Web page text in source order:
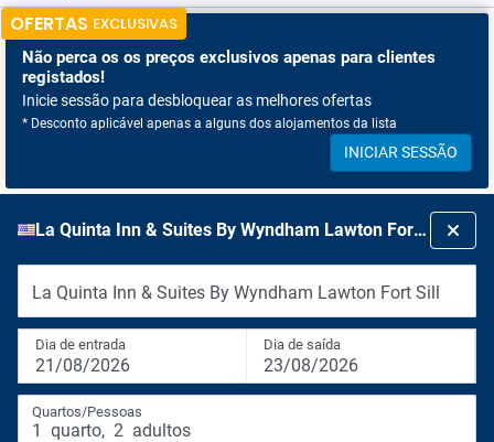
OFERTAS EXCLUSIVAS
Não perca os os preços exclusivos apenas para clientes
registados!
Inicie sessão para desbloquear as melhores ofertas
* Desconto aplicável apenas a alguns dos alojamentos da lista
INICIAR SESSÃO
La Quinta Inn & Suites By Wyndham Lawton Fort Sill
La Quinta Inn & Suites By Wyndham Lawton Fort Sill
Dia de entrada
21/08/2026
Dia de saída
23/08/2026
Quartos/Pessoas
1 quarto, 2 adultos